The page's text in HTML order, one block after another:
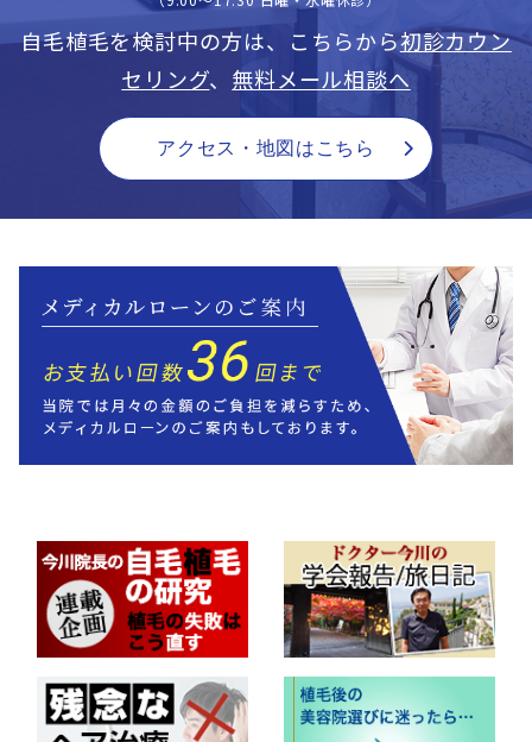
自毛植毛を検討中の方は、こちらから初診カウン
セリング、 無料メール相談へ
アクセス・地図はこちら